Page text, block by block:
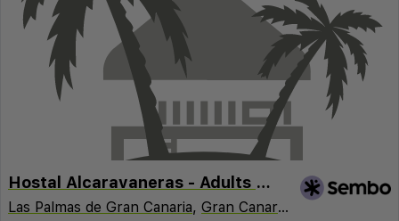
Hostal Alcaravaneras - Adults Only
Las Palmas de Gran Canaria, Gran Canaria